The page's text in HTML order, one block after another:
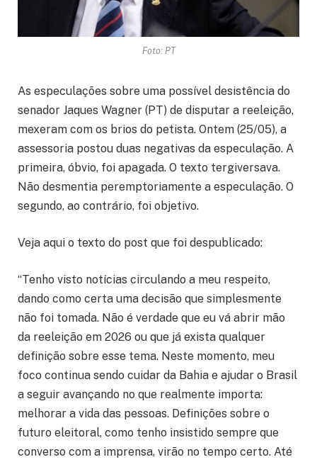
Foto: PT
As especulações sobre uma possível desistência do
senador Jaques Wagner (PT) de disputar a reeleição,
mexeram com os brios do petista. Ontem (25/05), a
assessoria postou duas negativas da especulação. A
primeira, óbvio, foi apagada. O texto tergiversava.
Não desmentia peremptoriamente a especulação. O
segundo, ao contrário, foi objetivo.
Veja aqui o texto do post que foi despublicado:
“Tenho visto notícias circulando a meu respeito,
dando como certa uma decisão que simplesmente
não foi tomada. Não é verdade que eu vá abrir mão
da reeleição em 2026 ou que já exista qualquer
definição sobre esse tema. Neste momento, meu
foco continua sendo cuidar da Bahia e ajudar o Brasil
a seguir avançando no que realmente importa:
melhorar a vida das pessoas. Definições sobre o
futuro eleitoral, como tenho insistido sempre que
converso com a imprensa, virão no tempo certo. Até